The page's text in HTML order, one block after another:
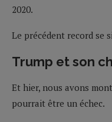
2020.
Le précédent record se
Trump et son
Et hier, nous avons
pourrait être un échec.